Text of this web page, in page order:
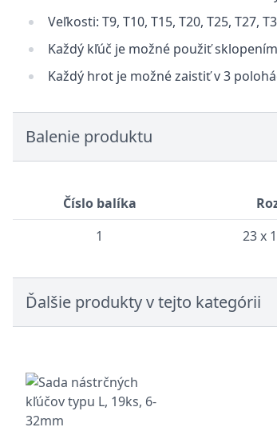
Veľkosti: T9, T10, T15, T20, T25, T27,
Každý kľúč je možné použiť
Každý hrot je možné zaistiť v 3
Balenie produktu
Číslo balíka
1
23 x
Ďalšie produkty v tejto kategórii